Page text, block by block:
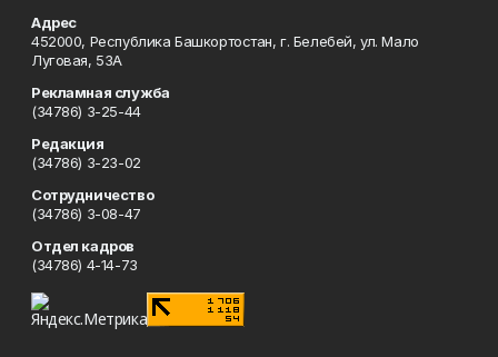
Адрес
452000, Республика Башкортостан, г. Белебей, ул. Мало
Луговая, 53А
Рекламная служба
(34786) 3-25-44
Редакция
(34786) 3-23-02
Сотрудничество
(34786) 3-08-47
Отдел кадров
(34786) 4-14-73